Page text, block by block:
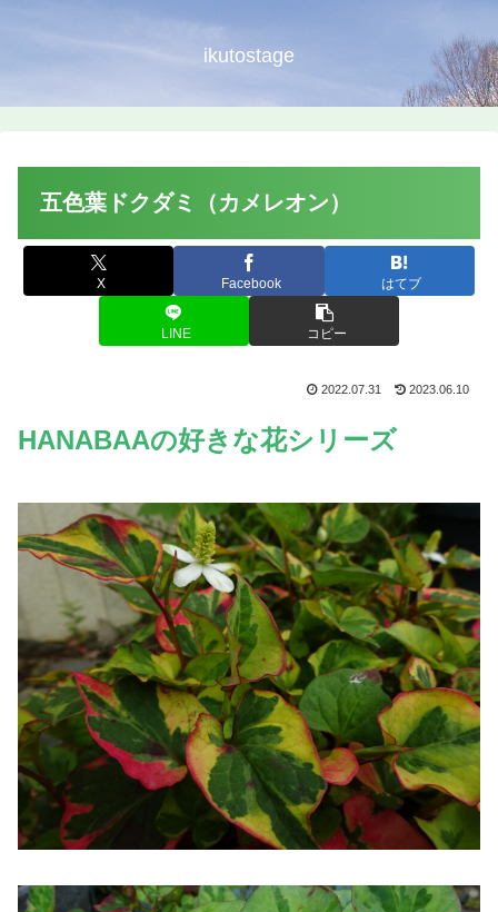
ikutostage
五色葉ドクダミ（カメレオン）
X Facebook はてブ
LINE コピー
2022.07.31 2023.06.10
HANABAAの好きな花シリーズ